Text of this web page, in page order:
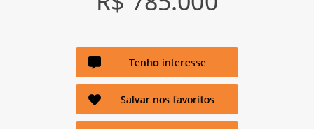
Tenho interesse
Salvar nos favoritos